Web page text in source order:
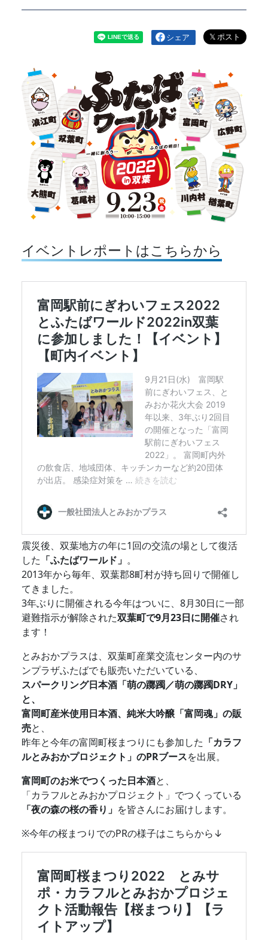
シェア
イベントレポートはこちらから
震災後、双葉地方の年に1回の交流の場として復活
した 「ふたばワールド」 。
2013年から毎年、双葉郡8町村が持ち回りで開催し
てきました。
3年ぶりに開催される今年はついに、8月30日に一部
避難指示が解除された双葉町で9月23日に開催され
ます！
とみおかプラスは、双葉町産業交流センター内のサ
ンプラザふたばでも販売いただいている、
スパークリング日本酒「萌の躑躅／萌の躑躅DRY」
と、
富岡町産米使用日本酒、純米大吟醸「富岡魂」の販
売と、
昨年と今年の富岡町桜まつりにも参加した 「カラフ
ルとみおかプロジェクト」のPRブースを出展。
富岡町のお米でつくった日本酒と、
「カラフルとみおかプロジェクト」でつくっている
「夜の森の桜の香り」 を皆さんにお届けします。
※今年の桜まつりでのPRの様子はこちらから↓